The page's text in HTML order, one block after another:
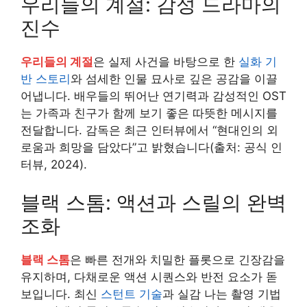
진수
우리들의 계절은 실제 사건을 바탕으로 한 실화 기
반 스토리 와 섬세한 인물 묘사로 깊은 공감을 이끌
어냅니다. 배우들의 뛰어난 연기력과 감성적인 OST
는 가족과 친구가 함께 보기 좋은 따뜻한 메시지를
전달합니다. 감독은 최근 인터뷰에서 “현대인의 외
로움과 희망을 담았다”고 밝혔습니다(출처: 공식 인
터뷰, 2024).
블랙 스톰: 액션과 스릴의 완벽
조화
블랙 스톰은 빠른 전개와 치밀한 플롯으로 긴장감을
유지하며, 다채로운 액션 시퀀스와 반전 요소가 돋
보입니다. 최신 스턴트 기술과 실감 나는 촬영 기법